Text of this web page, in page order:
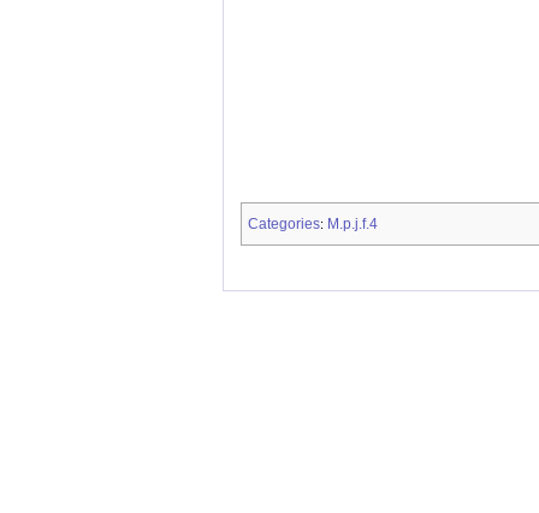
Categories: M.p.j.f.4